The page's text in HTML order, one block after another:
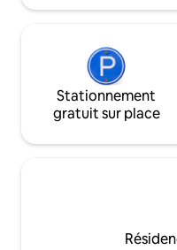
Stationnement
gratuit sur place